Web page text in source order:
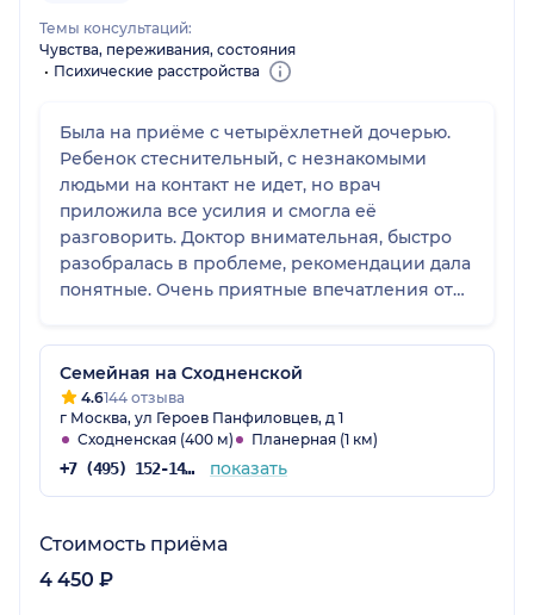
Темы консультаций:
Чувства, переживания, состояния
Психические расстройства
Была на приёме с четырёхлетней дочерью.
Ребенок стеснительный, с незнакомыми
людьми на контакт не идет, но врач
приложила все усилия и смогла её
разговорить. Доктор внимательная, быстро
разобралась в проблеме, рекомендации дала
понятные. Очень приятные впечатления от
Семейная на Сходненской
4.6144 отзыва
г Москва, ул Героев Панфиловцев, д 1
Сходненская (400 м)
Планерная (1 км)
+7 (495) 152-14-78 показать
Стоимость приёма
4 450 ₽